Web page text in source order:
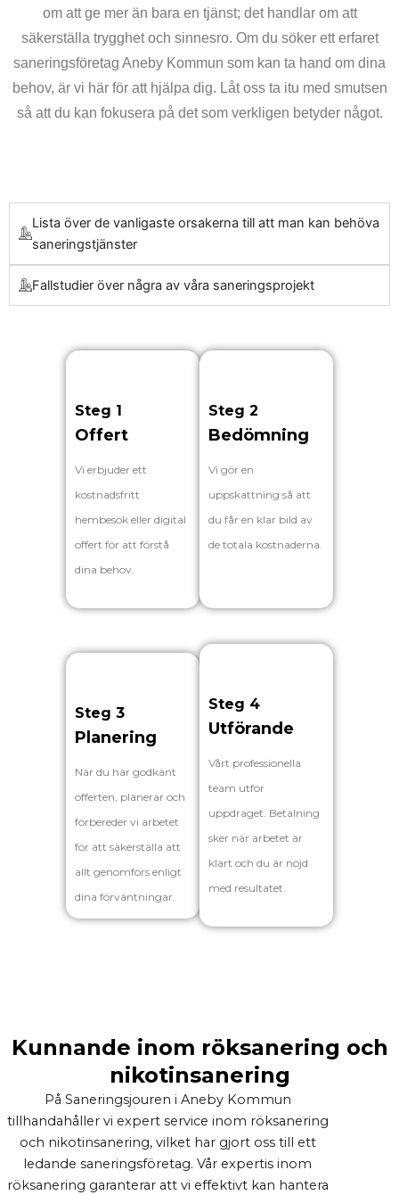
om att ge mer än bara en tjänst; det handlar om att
säkerställa trygghet och sinnesro. Om du söker ett erfaret
saneringsföretag Aneby Kommun som kan ta hand om dina
behov, är vi här för att hjälpa dig. Låt oss ta itu med smutsen
så att du kan fokusera på det som verkligen betyder något.
Lista över de vanligaste orsakerna till att man kan behöva
saneringstjänster
Fallstudier över några av våra saneringsprojekt
Steg 1
Offert
Vi erbjuder ett
kostnadsfritt
hembesök eller digital
offert för att förstå
dina behov.
Steg 2
Bedömning
Vi gör en
uppskattning så att
du får en klar bild av
de totala kostnaderna.
Steg 3
Planering
När du har godkänt
offerten, planerar och
förbereder vi arbetet
för att säkerställa att
allt genomförs enligt
dina förväntningar.
Steg 4
Utförande
Vårt professionella
team utför
uppdraget. Betalning
sker när arbetet är
klart och du är nöjd
med resultatet.
Kunnande inom röksanering och
nikotinsanering
På Saneringsjouren i Aneby Kommun
tillhandahåller vi expert service inom röksanering
och nikotinsanering, vilket har gjort oss till ett
ledande saneringsföretag. Vår expertis inom
röksanering garanterar att vi effektivt kan hantera